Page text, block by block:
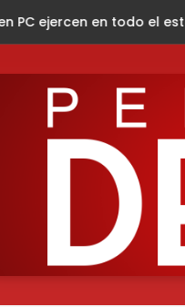
el estado ZooMAT